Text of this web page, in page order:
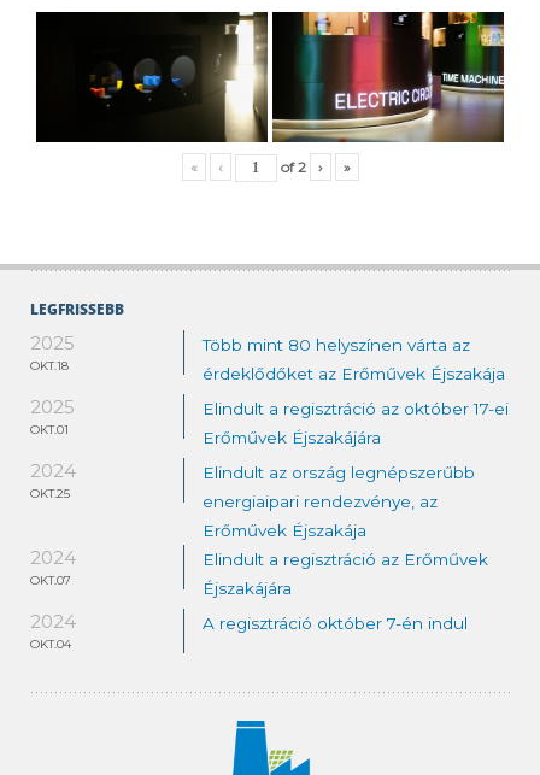
LEGFRISSEBB
2025
OKT.18
Több mint 80 helyszínen várta az
érdeklődőket az Erőművek Éjszakája
2025
OKT.01
Elindult a regisztráció az október 17-ei
Erőművek Éjszakájára
2024
OKT.25
Elindult az ország legnépszerűbb
energiaipari rendezvénye, az
Erőművek Éjszakája
2024
OKT.07
Elindult a regisztráció az Erőművek
Éjszakájára
2024
OKT.04
A regisztráció október 7-én indul
« ‹ of2 › »